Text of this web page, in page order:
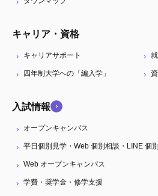
キャリア・資格
キャリアサポート
四年制大学への「編入学」
入試情報
オープンキャンパス
平日個別見学・Web 個別相談・LINE 個
Web オープンキャンパス
学費・奨学金・修学支援